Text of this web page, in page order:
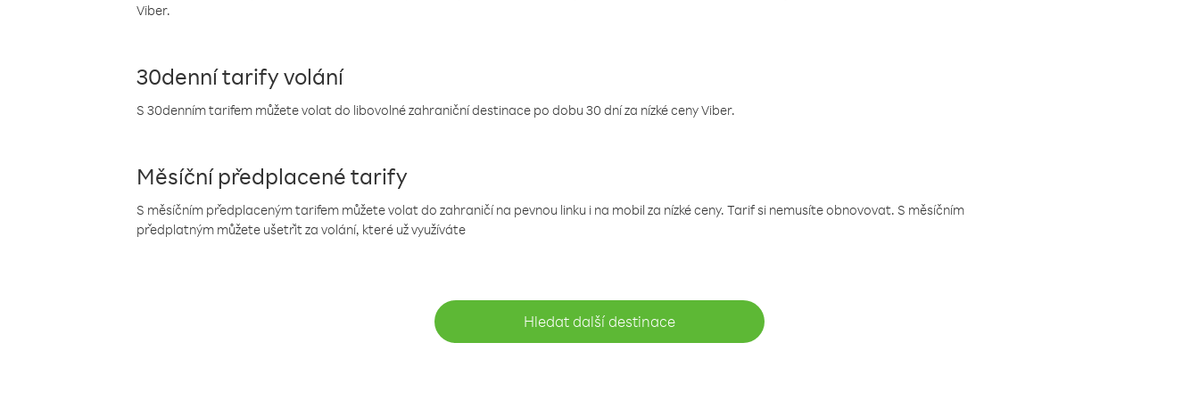
Viber.
30denní tarify volání
S 30denním tarifem můžete volat do libovolné zahraniční destinace po dobu 30 dní za nízké ceny Viber.
Měsíční předplacené tarify
S měsíčním předplaceným tarifem můžete volat do zahraničí na pevnou linku i na mobil za nízké ceny. Tarif si nemusíte obnovovat. S měsíčním
předplatným můžete ušetřit za volání, které už využíváte
Hledat další destinace